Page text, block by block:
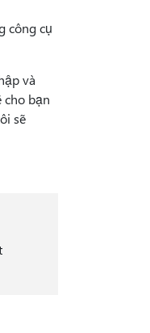
công cụ
và
cho bạn
sẽ